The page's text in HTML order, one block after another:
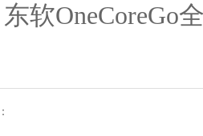
软OneCoreGo
：